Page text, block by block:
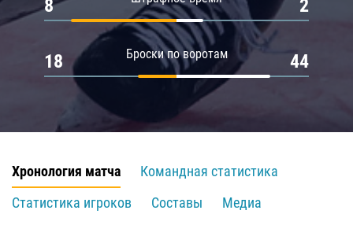
8 2
Броски по воротам
18 44
Хронология матча
Командная статистика
Статистика игроков
Составы
Медиа